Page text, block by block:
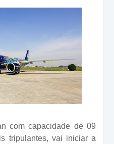
com capacidade de 09
tripulantes, vai iniciar a